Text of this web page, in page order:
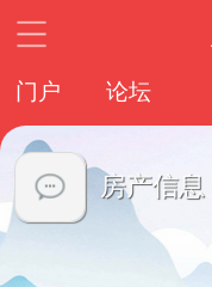
门户 论坛
房产信息